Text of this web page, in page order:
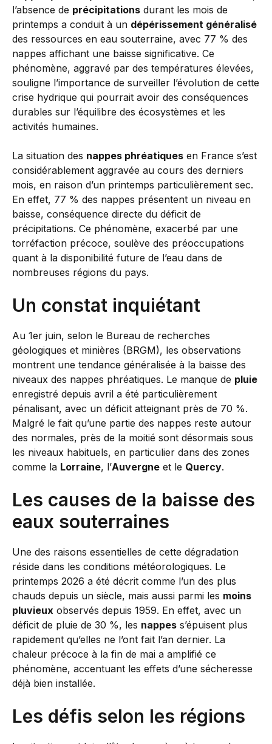
l’absence de précipitations durant les mois de
printemps a conduit à un dépérissement généralisé
des ressources en eau souterraine, avec 77 % des
nappes affichant une baisse significative. Ce
phénomène, aggravé par des températures élevées,
souligne l’importance de surveiller l’évolution de cette
crise hydrique qui pourrait avoir des conséquences
durables sur l’équilibre des écosystèmes et les
activités humaines.
La situation des nappes phréatiques en France s’est
considérablement aggravée au cours des derniers
mois, en raison d’un printemps particulièrement sec.
En effet, 77 % des nappes présentent un niveau en
baisse, conséquence directe du déficit de
précipitations. Ce phénomène, exacerbé par une
torréfaction précoce, soulève des préoccupations
quant à la disponibilité future de l’eau dans de
nombreuses régions du pays.
Un constat inquiétant
Au 1er juin, selon le Bureau de recherches
géologiques et minières (BRGM), les observations
montrent une tendance généralisée à la baisse des
niveaux des nappes phréatiques. Le manque de pluie
enregistré depuis avril a été particulièrement
pénalisant, avec un déficit atteignant près de 70 %.
Malgré le fait qu’une partie des nappes reste autour
des normales, près de la moitié sont désormais sous
les niveaux habituels, en particulier dans des zones
comme la Lorraine, l’Auvergne et le Quercy.
Les causes de la baisse des
eaux souterraines
Une des raisons essentielles de cette dégradation
réside dans les conditions météorologiques. Le
printemps 2026 a été décrit comme l’un des plus
chauds depuis un siècle, mais aussi parmi les moins
pluvieux observés depuis 1959. En effet, avec un
déficit de pluie de 30 %, les nappes s’épuisent plus
rapidement qu’elles ne l’ont fait l’an dernier. La
chaleur précoce à la fin de mai a amplifié ce
phénomène, accentuant les effets d’une sécheresse
déjà bien installée.
Les défis selon les régions